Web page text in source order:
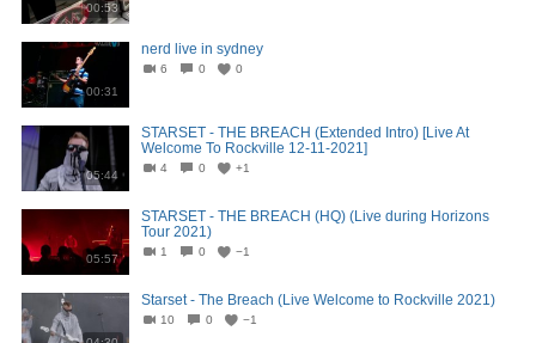
00:53
00:31
nerd live in sydney
6 0 0
05:44
STARSET - THE BREACH (Extended Intro) [Live At
Welcome To Rockville 12-11-2021]
4 0 +1
05:57
STARSET - THE BREACH (HQ) (Live during Horizons
Tour 2021)
1 0 −1
Starset - The Breach (Live Welcome to Rockville 2021)
10 0 −1